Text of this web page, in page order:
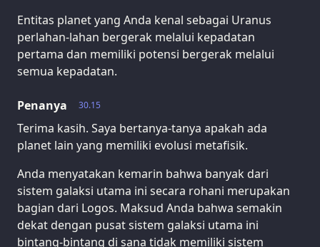
Entitas planet yang Anda kenal sebagai Uranus
perlahan-lahan bergerak melalui kepadatan
pertama dan memiliki potensi bergerak melalui
semua kepadatan.
30.15
Penanya
Terima kasih. Saya bertanya-tanya apakah ada
planet lain yang memiliki evolusi metafisik.
Anda menyatakan kemarin bahwa banyak dari
sistem galaksi utama ini secara rohani merupakan
bagian dari Logos. Maksud Anda bahwa semakin
dekat dengan pusat sistem galaksi utama ini
bintang-bintang di sana tidak memiliki sistem